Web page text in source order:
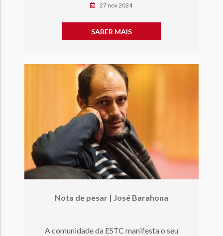
27 nov 2024
SABER MAIS
Nota de pesar | José Barahona
A comunidade da ESTC manifesta o seu